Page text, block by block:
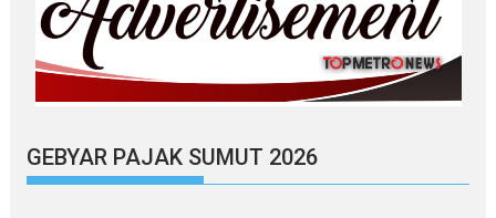
GEBYAR PAJAK SUMUT 2026